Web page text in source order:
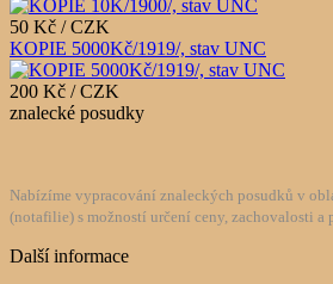
50 Kč / CZK
KOPIE 5000Kč/1919/, stav UNC
200 Kč / CZK
znalecké posudky
Nabízíme vypracování znaleckých posudků v
(notafilie) s možností určení ceny, zachovalosti a
Další informace